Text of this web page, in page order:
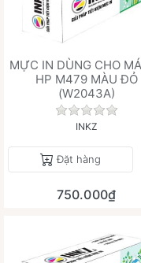
MỰC IN DÙNG CHO
HP M479 MÀU ĐỎ
(W2043A)
Chưa có
INKZ
Đặt hàng
750.000₫